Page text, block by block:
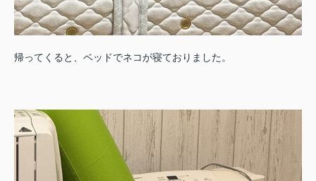
帰ってくると、ベッドでネコが寝ておりました。